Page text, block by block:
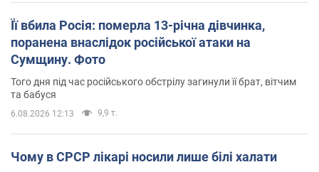
Її вбила Росія: померла 13-річна дівчинка,
поранена внаслідок російської атаки на
Сумщину. Фото
Того дня під час російського обстрілу загинули її брат, вітчим
та бабуся
6.08.2026 12:13 9,9 т.
Чому в СРСР лікарі носили лише білі халати